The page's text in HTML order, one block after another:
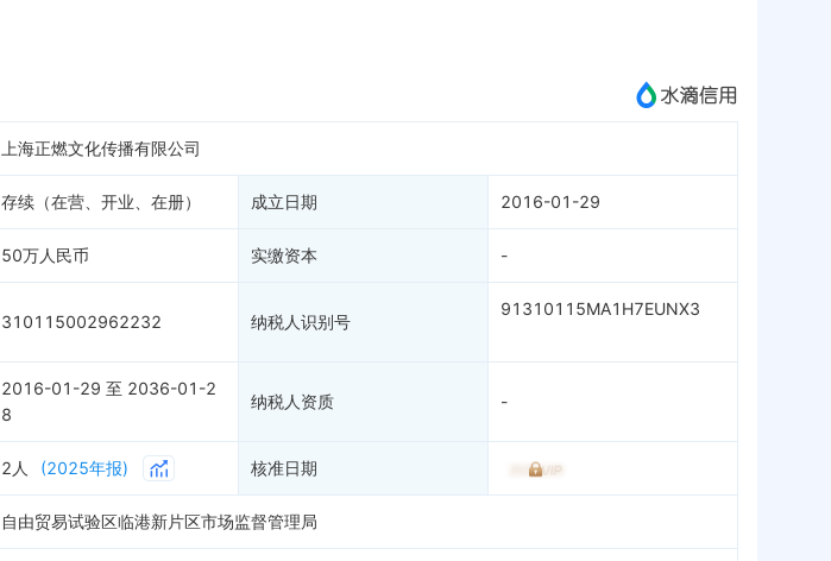
信用评价
进出口信用
债券信息
地块公示
客户
成为vip查看
上海正燃文化传播有限公司
存续（在营、开业、在册） 成立日期 2016-01-29
50万人民币 实缴资本 -
310115002962232 纳税人识别号
91310115MA1H7EUNX3
2016-01-29 至 2036-01-2
8
纳税人资质 -
2人 (2025年报) 核准日期
自由贸易试验区临港新片区市场监督管理局